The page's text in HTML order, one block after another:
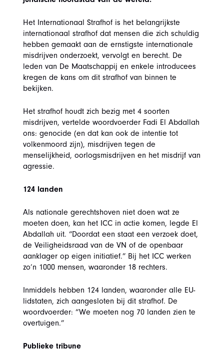
Het Internationaal Strafhof is het belangrijkste
internationaal strafhof dat mensen die zich schuldig
hebben gemaakt aan de ernstigste internationale
misdrijven onderzoekt, vervolgt en berecht. De
leden van De Maatschappij en enkele introducees
kregen de kans om dit strafhof van binnen te
bekijken.
Het strafhof houdt zich bezig met 4 soorten
misdrijven, vertelde woordvoerder Fadi El Abdallah
ons: genocide (en dat kan ook de intentie tot
volkenmoord zijn), misdrijven tegen de
menselijkheid, oorlogsmisdrijven en het misdrijf van
agressie.
124 landen
Als nationale gerechtshoven niet doen wat ze
moeten doen, kan het ICC in actie komen, legde El
Abdallah uit. “Doordat een staat een verzoek doet,
de Veiligheidsraad van de VN of de openbaar
aanklager op eigen initiatief.” Bij het ICC werken
zo’n 1000 mensen, waaronder 18 rechters.
Inmiddels hebben 124 landen, waaronder alle EU-
lidstaten, zich aangesloten bij dit strafhof. De
woordvoerder: “We moeten nog 70 landen zien te
overtuigen.”
Publieke tribune